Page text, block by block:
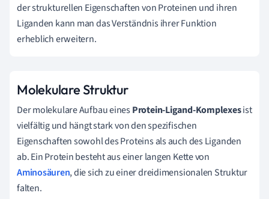
der strukturellen Eigenschaften von Proteinen und ihren
Liganden kann man das Verständnis ihrer Funktion
erheblich erweitern.
Molekulare Struktur
Der molekulare Aufbau einesProtein-Ligand-Komplexesist
vielfältig und hängt stark von den spezifischen
Eigenschaften sowohl des Proteins als auch des Liganden
ab. Ein Protein besteht aus einer langen Kette von
Aminosäuren, die sich zu einer dreidimensionalen Struktur
falten.